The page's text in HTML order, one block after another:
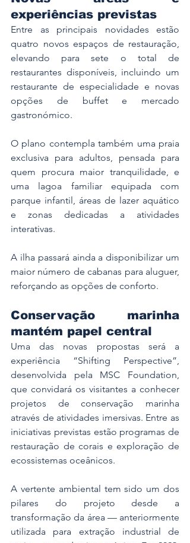
experiências previstas
Entre as principais novidades estão
quatro novos espaços de restauração,
elevando para sete o total de
restaurantes disponíveis, incluindo um
restaurante de especialidade e novas
opções de buffet e mercado
gastronómico.
O plano contempla também uma praia
exclusiva para adultos, pensada para
quem procura maior tranquilidade, e
uma lagoa familiar equipada com
parque infantil, áreas de lazer aquático
e zonas dedicadas a atividades
interativas.
A ilha passará ainda a disponibilizar um
maior número de cabanas para aluguer,
reforçando as opções de conforto.
Conservação marinha
mantém papel central
Uma das novas propostas será a
experiência “Shifting Perspective”,
desenvolvida pela MSC Foundation,
que convidará os visitantes a conhecer
projetos de conservação marinha
através de atividades imersivas. Entre as
iniciativas previstas estão programas de
restauração de corais e exploração de
ecossistemas oceânicos.
A vertente ambiental tem sido um dos
pilares do projeto desde a
transformação da área — anteriormente
utilizada para extração industrial de